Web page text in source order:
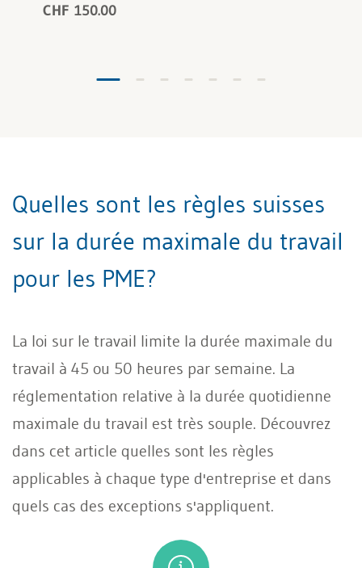
CHF 150.00
Quelles sont les règles suisses
sur la durée maximale du travail
pour les PME?
La loi sur le travail limite la durée maximale du
travail à 45 ou 50 heures par semaine. La
réglementation relative à la durée quotidienne
maximale du travail est très souple. Découvrez
dans cet article quelles sont les règles
applicables à chaque type d'entreprise et dans
quels cas des exceptions s'appliquent.